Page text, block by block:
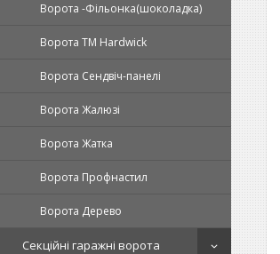
Ворота -Фільонка(шоколадка)
Ворота TM Hardwick
Ворота Сендвіч-панелі
Ворота Жалюзі
Ворота Жатка
Ворота Профнастил
Ворота Дерево
Секційні гаражні ворота